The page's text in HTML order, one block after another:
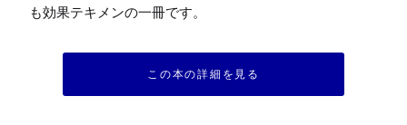
も効果テキメンの一冊です。
この本の詳細を見る